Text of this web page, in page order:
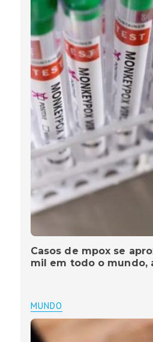
Casos de mpox se
mil em todo o mundo,
MUNDO